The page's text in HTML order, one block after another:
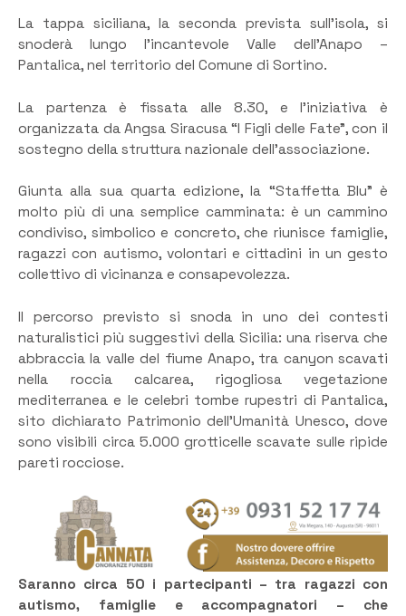
La tappa siciliana, la seconda prevista sull’isola, si
snoderà lungo l’incantevole Valle dell’Anapo –
Pantalica, nel territorio del Comune di Sortino.
La partenza è fissata alle 8.30, e l’iniziativa è
organizzata da Angsa Siracusa “I Figli delle Fate”, con il
sostegno della struttura nazionale dell’associazione.
Giunta alla sua quarta edizione, la “Staffetta Blu” è
molto più di una semplice camminata: è un cammino
condiviso, simbolico e concreto, che riunisce famiglie,
ragazzi con autismo, volontari e cittadini in un gesto
collettivo di vicinanza e consapevolezza.
Il percorso previsto si snoda in uno dei contesti
naturalistici più suggestivi della Sicilia: una riserva che
abbraccia la valle del fiume Anapo, tra canyon scavati
nella roccia calcarea, rigogliosa vegetazione
mediterranea e le celebri tombe rupestri di Pantalica,
sito dichiarato Patrimonio dell’Umanità Unesco, dove
sono visibili circa 5.000 grotticelle scavate sulle ripide
pareti rocciose.
Saranno circa 50 i partecipanti – tra ragazzi con
autismo, famiglie e accompagnatori – che